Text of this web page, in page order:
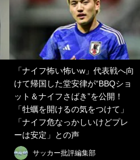
「ナイフ怖い怖いw」代表戦へ向
けて帰国した堂安律が“BBQショ
ット＆ナイフさばき”を公開！
「牡蠣を開けるの気をつけて」
「ナイフ危なっかしいけどプレ
ーは安定」との声
サッカー批評編集部